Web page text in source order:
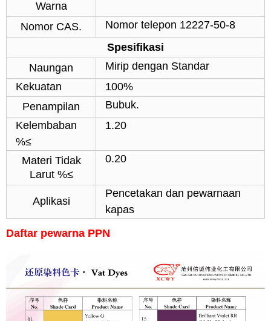
Warna
Nomor CAS.
Nomor telepon 12227-50-8
Spesifikasi
Naungan
Mirip dengan Standar
Kekuatan
100%
Penampilan
Bubuk.
Kelembaban
%≤
1.20
Materi Tidak
Larut %≤
0.20
Aplikasi
Pencetakan dan pewarnaan
kapas
Daftar pewarna PPN